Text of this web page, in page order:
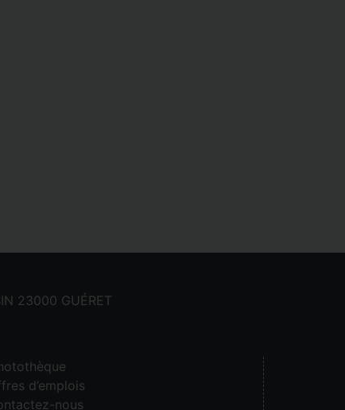
23000 GUÉRET
d’emplois
nous